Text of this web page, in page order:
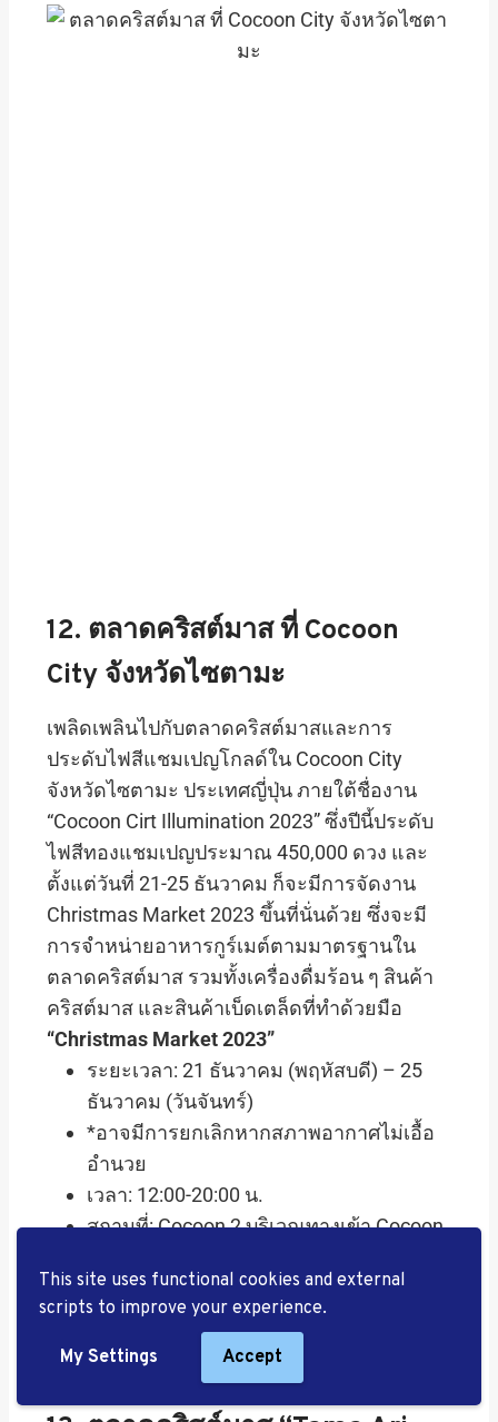
This site uses functional cookies and external
scripts to improve your experience.
My Settings Accept
12. ตลาดคริสต์มาส ที่ Cocoon
City จังหวัดไซตามะ
เพลิดเพลินไปกับตลาดคริสต์มาสและการ
ประดับไฟสีแชมเปญโกลด์ใน Cocoon City
จังหวัดไซตามะ ประเทศญี่ปุ่น ภายใต้ชื่องาน
“Cocoon Cirt Illumination 2023” ซึ่งปีนี้ประดับ
ไฟสีทองแชมเปญประมาณ 450,000 ดวง และ
ตั้งแต่วันที่ 21-25 ธันวาคม ก็จะมีการจัดงาน
Christmas Market 2023 ขึ้นที่นั่นด้วย ซึ่งจะมี
การจำหน่ายอาหารกูร์เมต์ตามมาตรฐานใน
ตลาดคริสต์มาส รวมทั้งเครื่องดื่มร้อน ๆ สินค้า
คริสต์มาส และสินค้าเบ็ดเตล็ดที่ทำด้วยมือ
“Christmas Market 2023”
ระยะเวลา: 21 ธันวาคม (พฤหัสบดี) – 25
ธันวาคม (วันจันทร์)
*อาจมีการยกเลิกหากสภาพอากาศไม่เอื้อ
อำนวย
เวลา: 12:00-20:00 น.
สถานที่: Cocoon 2 บริเวณทางเข้า Cocoon